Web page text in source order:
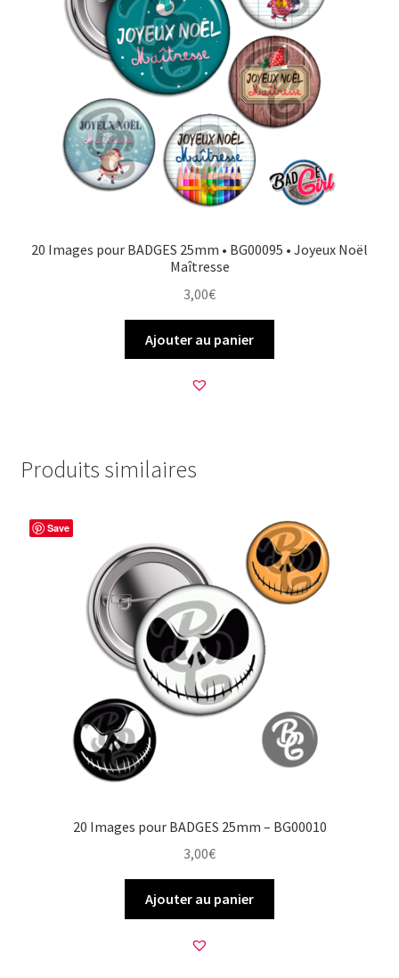
20 Images pour BADGES 25mm • BG00095 • Joyeux Noël
Maîtresse
3,00€
Ajouter au panier
Produits similaires
Save
20 Images pour BADGES 25mm – BG00010
3,00€
Ajouter au panier